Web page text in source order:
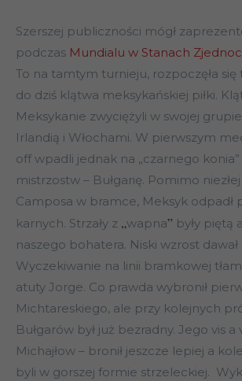
Szerszej publiczności mógł
podczas Mundialu w Stanach
To na tamtym turnieju, rozpoczęła się
do dziś klątwa meksykańskiej piłki.
Meksykanie zwyciężyli w swojej
Irlandią i Włochami. W pierwszym
off wpadli jednak na „czarnego
mistrzostw – Bułgarię. Pomimo
Camposa w bramce, Meksyk odpadł
karnych. Strzały z „wapna” były piętą
naszego bohatera. Niski wzrost dawał
Wyczekiwanie na linii bramkowej
atuty Jorge. Co prawda wybronił
Michtareskiego, ale przy kolejnych
Bułgarów był już bezradny. Jego vis a
Michajłow – bronił jeszcze lepiej a
byli w gorszej formie strzeleckiej.